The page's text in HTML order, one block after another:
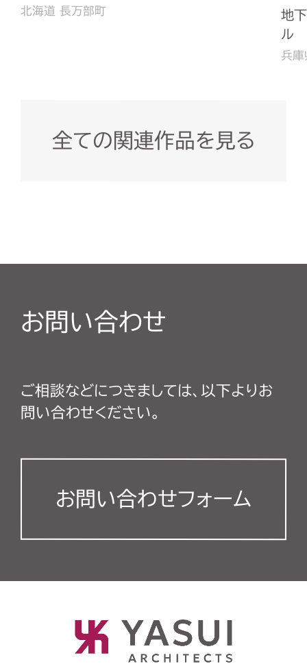
北海道 長万部町 地
ル
兵庫
全ての関連作品を見る
お問い合わせ
ご相談などにつきましては、以下よりお
問い合わせください。
お問い合わせフォーム